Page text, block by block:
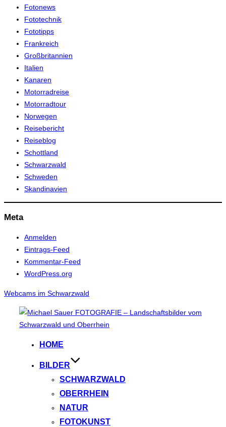
Fotonews
Fototechnik
Fototipps
Frankreich
Großbritannien
Italien
Kanaren
Motorradreise
Motorradtour
Norwegen
Reisebericht
Reiseblog
Schottland
Schwarzwald
Schweden
Skandinavien
Meta
Anmelden
Eintrags-Feed
Kommentar-Feed
WordPress.org
Webcams im Schwarzwald
Inhalt
HOME
BILDER
SCHWARZWALD
OBERRHEIN
NATUR
FOTOKUNST